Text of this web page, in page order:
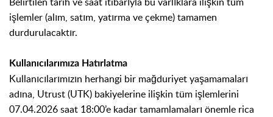
işlemler (alım, satım, yatırma ve çekme) tamamen
durdurulacaktır.
Kullanıcılarımıza Hatırlatma
Kullanıcılarımızın herhangi bir mağduriyet yaşamamaları
adına, Utrust (UTK) bakiyelerine ilişkin tüm işlemlerini
07.04.2026 saat 18:00’e kadar tamamlamaları önemle rica